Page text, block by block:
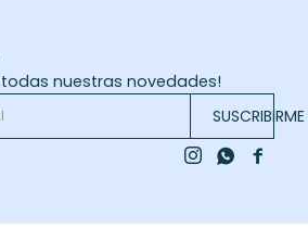
todas nuestras novedades!
SUSCRIBIRME

 